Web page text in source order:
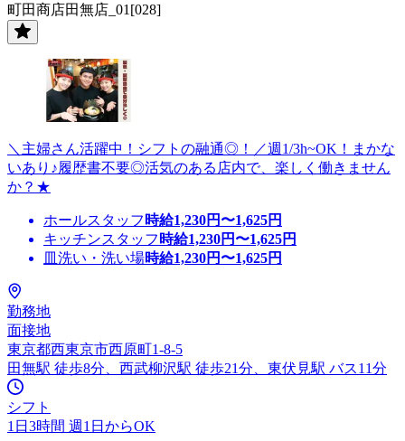
町田商店田無店_01[028]
＼主婦さん活躍中！シフトの融通◎！／週1/3h~OK！まかな
いあり♪履歴書不要◎活気のある店内で、楽しく働きません
か？★
ホールスタッフ 時給1,230円〜1,625円
キッチンスタッフ 時給1,230円〜1,625円
皿洗い・洗い場時給1,230円〜1,625円
勤務地
面接地
東京都西東京市西原町1-8-5
田無駅 徒歩8分、西武柳沢駅 徒歩21分、東伏見駅 バス11分
シフト
1日3時間 週1日からOK